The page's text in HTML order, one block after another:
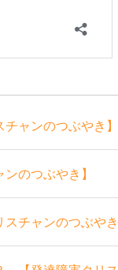
ャンのつぶやき】
のつぶやき】
チャンのつぶやき